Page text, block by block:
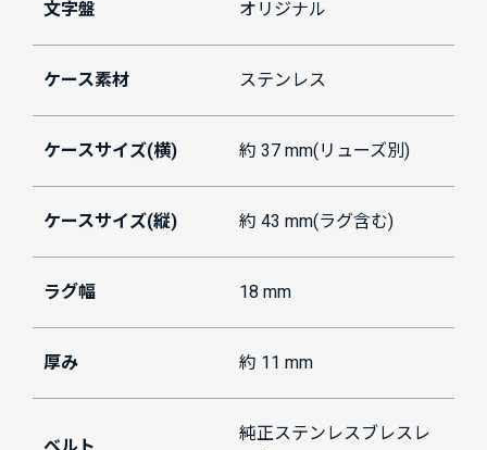
文字盤 オリジナル
ケース素材 ステンレス
ケースサイズ(横) 約 37 mm(リューズ別)
ケースサイズ(縦) 約 43 mm(ラグ含む)
ラグ幅 18 mm
厚み 約 11 mm
純正ステンレスブレスレ